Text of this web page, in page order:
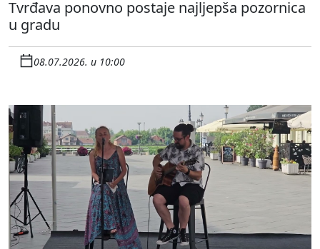
Tvrđava ponovno postaje najljepša pozornica
u gradu
08.07.2026. u 10:00